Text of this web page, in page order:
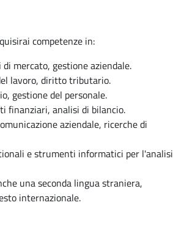
competenze in:
mercato, gestione aziendale.
lavoro, diritto tributario.
gestione del personale.
finanziari, analisi di bilancio.
aziendale, ricerche di
e strumenti informatici per l'analisi
una seconda lingua straniera,
internazionale.